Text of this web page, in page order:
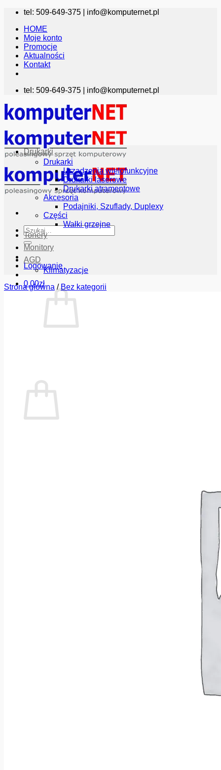
Przewiń
zawartości
tel: 509-649-375 | info@komputernet.pl
HOME
Moje konto
Promocje
Aktualności
Kontakt
tel: 509-649-375 | info@komputernet.pl
Szukaj:
Logowanie
0.00zł
Drukarki
Drukarki
Urządzenia wielofunkcyjne
Drukarki laserowe
Drukarki atramentowe
Akcesoria
Podajniki, Szuflady, Duplexy
Części
Wałki grzejne
Tonery
Monitory
AGD
Klimatyzacje
Strona główna / Bez kategorii